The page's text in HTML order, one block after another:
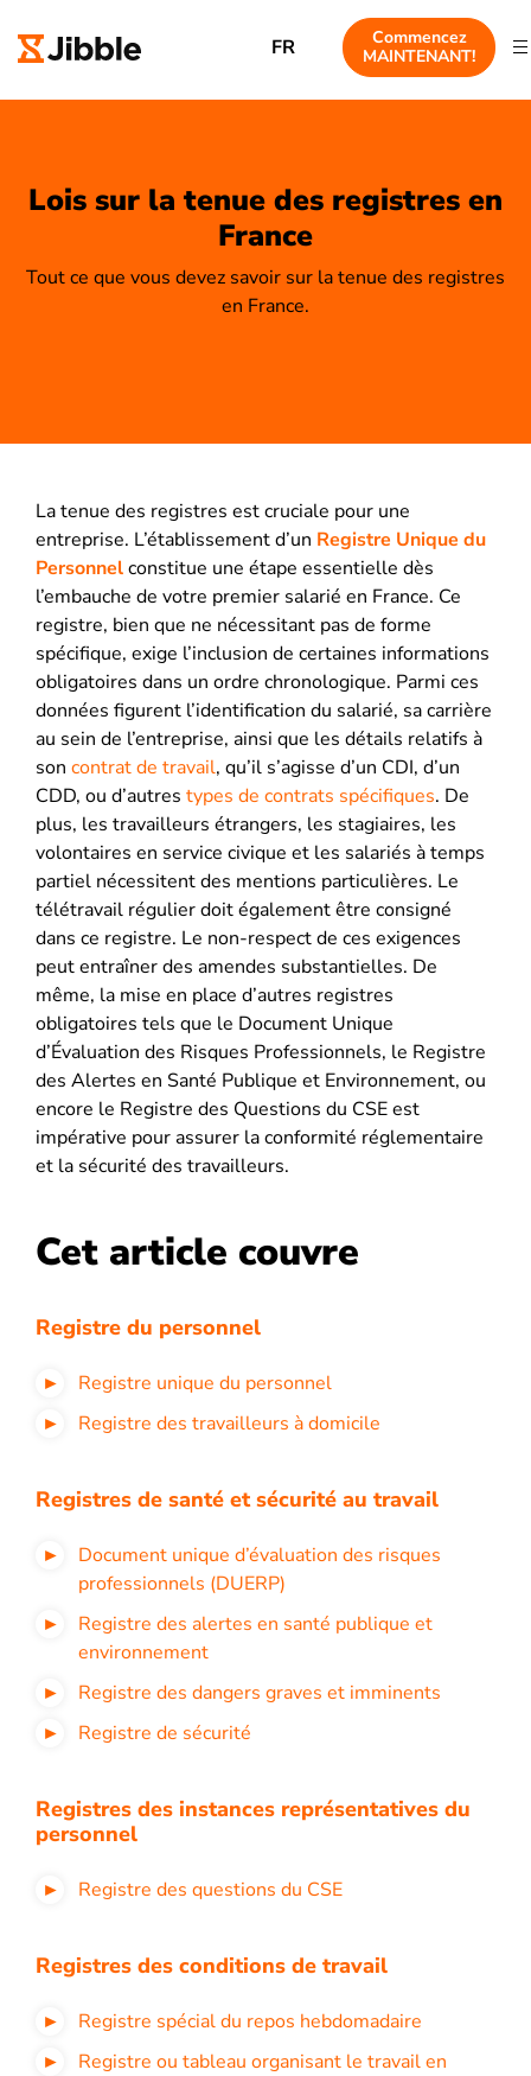
FR
Commencez
MAINTENANT!
Lois sur la tenue des registres en
France
Tout ce que vous devez savoir sur la tenue des registres
en France.
La tenue des registres est cruciale pour une
entreprise. L’établissement d’un Registre Unique du
Personnelconstitue une étape essentielle dès
l’embauche de votre premier salarié en France. Ce
registre, bien que ne nécessitant pas de forme
spécifique, exige l’inclusion de certaines informations
obligatoires dans un ordre chronologique. Parmi ces
données figurent l’identification du salarié, sa carrière
au sein de l’entreprise, ainsi que les détails relatifs à
son contrat de travail, qu’il s’agisse d’un CDI, d’un
CDD, ou d’autres types de contrats spécifiques. De
plus, les travailleurs étrangers, les stagiaires, les
volontaires en service civique et les salariés à temps
partiel nécessitent des mentions particulières. Le
télétravail régulier doit également être consigné
dans ce registre. Le non-respect de ces exigences
peut entraîner des amendes substantielles. De
même, la mise en place d’autres registres
obligatoires tels que le Document Unique
d’Évaluation des Risques Professionnels, le Registre
des Alertes en Santé Publique et Environnement, ou
encore le Registre des Questions du CSE est
impérative pour assurer la conformité réglementaire
et la sécurité des travailleurs.
Cet article couvre
Registre du personnel
Registre unique du personnel
Registre des travailleurs à domicile
Registres de santé et sécurité au travail
Document unique d’évaluation des risques
professionnels (DUERP)
Registre des alertes en santé publique et
environnement
Registre des dangers graves et imminents
Registre de sécurité
Registres des instances représentatives du
personnel
Registre des questions du CSE
Registres des conditions de travail
Registre spécial du repos hebdomadaire
Registre ou tableau organisant le travail en